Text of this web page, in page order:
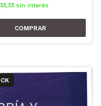
sin interés